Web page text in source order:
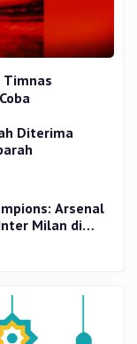
Timnas
Diterima
Arsenal
Milan di